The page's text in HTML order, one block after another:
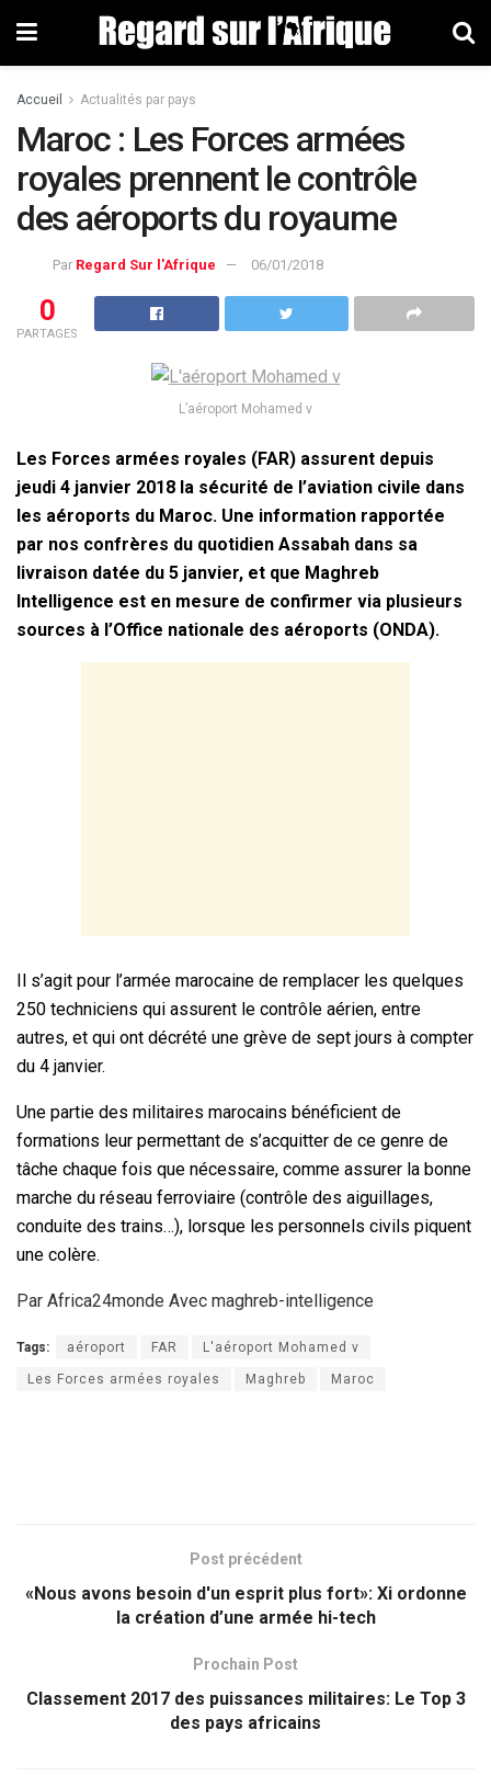
Accueil Actualités par pays
Maroc : Les Forces armées
royales prennent le contrôle
des aéroports du royaume
Par Regard Sur l'Afrique 06/01/2018
0
PARTAGES
L’aéroport Mohamed v
Les Forces armées royales (FAR) assurent depuis
jeudi 4 janvier 2018 la sécurité de l’aviation civile dans
les aéroports du Maroc. Une information rapportée
par nos confrères du quotidien Assabah dans sa
livraison datée du 5 janvier, et que Maghreb
Intelligence est en mesure de confirmer via plusieurs
sources à l’Office nationale des aéroports (ONDA).
Il s’agit pour l’armée marocaine de remplacer les quelques
250 techniciens qui assurent le contrôle aérien, entre
autres, et qui ont décrété une grève de sept jours à compter
du 4 janvier.
Une partie des militaires marocains bénéficient de
formations leur permettant de s’acquitter de ce genre de
tâche chaque fois que nécessaire, comme assurer la bonne
marche du réseau ferroviaire (contrôle des aiguillages,
conduite des trains…), lorsque les personnels civils piquent
une colère.
Par Africa24monde Avec maghreb-intelligence
Tags: aéroport FAR L'aéroport Mohamed v
Les Forces armées royales Maghreb Maroc
Post précédent
«Nous avons besoin d'un esprit plus fort»: Xi ordonne
la création d’une armée hi-tech
Prochain Post
Classement 2017 des puissances militaires: Le Top 3
des pays africains